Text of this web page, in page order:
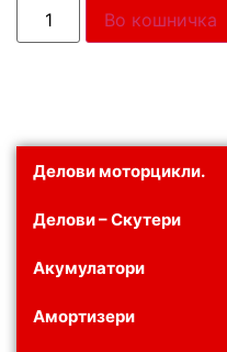
Делови моторцикли.
Делови – Скутери
Акумулатори
Амортизери
Цена:
Во кошничка